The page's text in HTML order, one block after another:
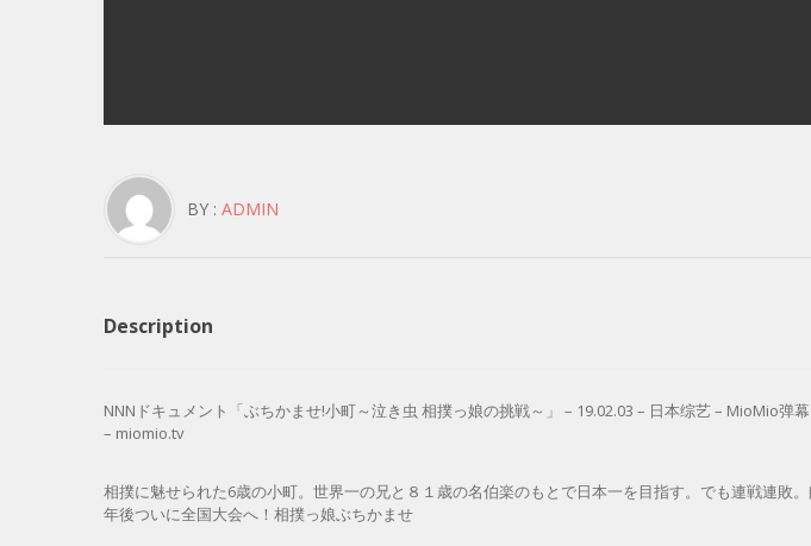
BY : ADMIN
Description
NNNドキュメント「ぶちかませ!小町～泣き虫 相撲っ娘の挑戦～」 – 19.02.03 – 日本综艺 – MioMio弹
– miomio.tv
相撲に魅せられた6歳の小町。世界一の兄と８１歳の名伯楽のもとで日本一を目指す。でも連戦連敗
年後ついに全国大会へ！相撲っ娘ぶちかませ